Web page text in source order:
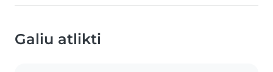
Galiu atlikti